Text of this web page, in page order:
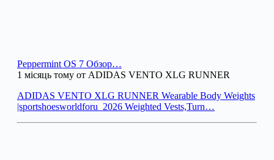
Peppermint OS 7 Обзор…
1 місяць тому от ADIDAS VENTO XLG RUNNER
ADIDAS VENTO XLG RUNNER Wearable Body Weights
|sportshoesworldforu_2026 Weighted Vests,Turn…